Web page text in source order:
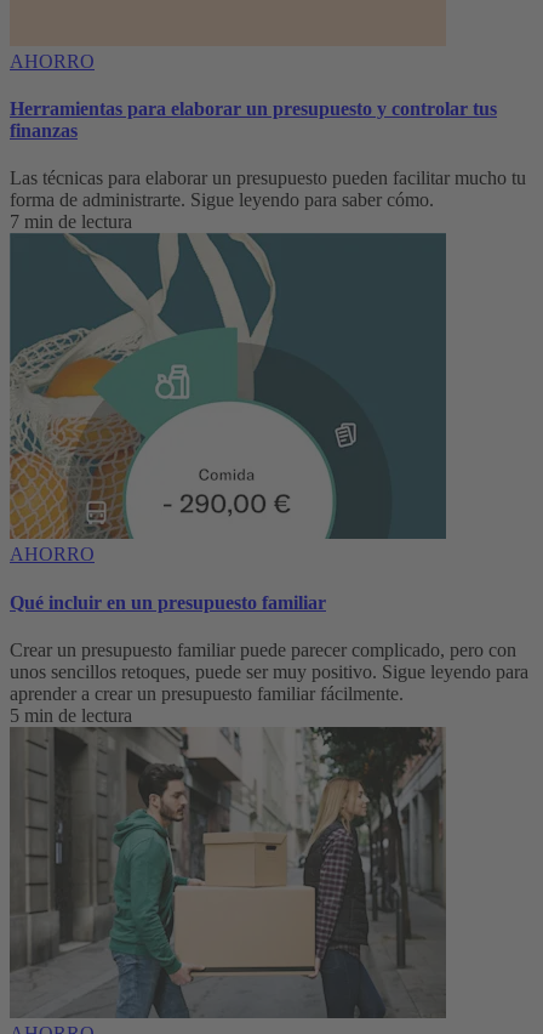
AHORRO
Herramientas para elaborar un presupuesto y controlar tus
finanzas
Las técnicas para elaborar un presupuesto pueden facilitar mucho tu
forma de administrarte. Sigue leyendo para saber cómo.
7 min de lectura
AHORRO
Qué incluir en un presupuesto familiar
Crear un presupuesto familiar puede parecer complicado, pero con
unos sencillos retoques, puede ser muy positivo. Sigue leyendo para
aprender a crear un presupuesto familiar fácilmente.
5 min de lectura